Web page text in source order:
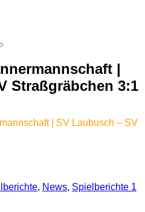
|
Straßgräbchen 3:1
| SV Laubusch – SV
, News, Spielberichte 1